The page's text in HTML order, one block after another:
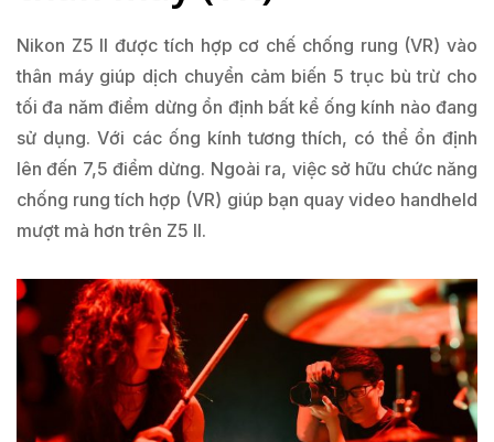
Nikon Z5 II được tích hợp cơ chế chống rung (VR) vào
thân máy giúp dịch chuyển cảm biến 5 trục bù trừ cho
tối đa năm điểm dừng ổn định bất kể ống kính nào đang
sử dụng. Với các ống kính tương thích, có thể ổn định
lên đến 7,5 điểm dừng. Ngoài ra, việc sở hữu chức năng
chống rung tích hợp (VR) giúp bạn quay video handheld
mượt mà hơn trên Z5 II.